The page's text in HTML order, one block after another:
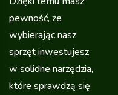
pewność, że
wybierając nasz
sprzęt inwestujesz
w solidne narzędzia,
które sprawdzą się